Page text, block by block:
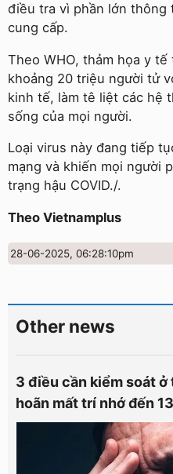
điều tra vì phần lớn thông
cung cấp.
Theo WHO, thảm họa y tế
khoảng 20 triệu người tử
kinh tế, làm tê liệt các hệ
sống của mọi người.
Loại virus này đang tiếp
mạng và khiến mọi người
trạng hậu COVID./.
Theo Vietnamplus
28-06-2025, 06:28:10pm
Other news
3 điều cần kiểm soát
hoãn mất trí nhớ đến